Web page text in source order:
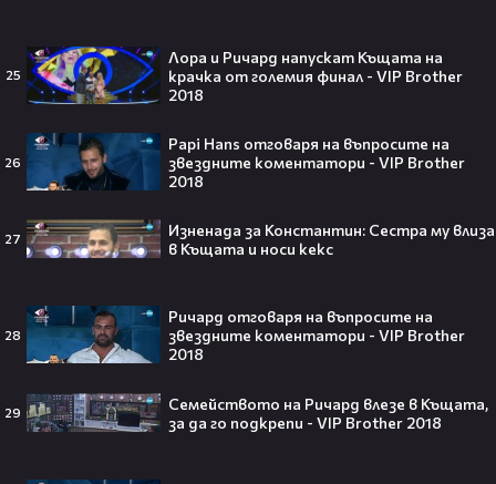
25
Лора и Ричард напускат Къщата на
крачка от големия финал - VIP Brother
2018
26
Papi Hans отговаря на въпросите на
звездните коментатори - VIP Brother
2018
27
Изненада за Константин: Сестра му влиза
в Къщата и носи кекс
28
Ричард отговаря на въпросите на
звездните коментатори - VIP Brother
2018
29
Семейството на Ричард влезе в Къщата,
за да го подкрепи - VIP Brother 2018
знаят истината: VIRAL хитът
„Papaoutai“ всъщност не е изпят
от човек!
тялото си!😯💥